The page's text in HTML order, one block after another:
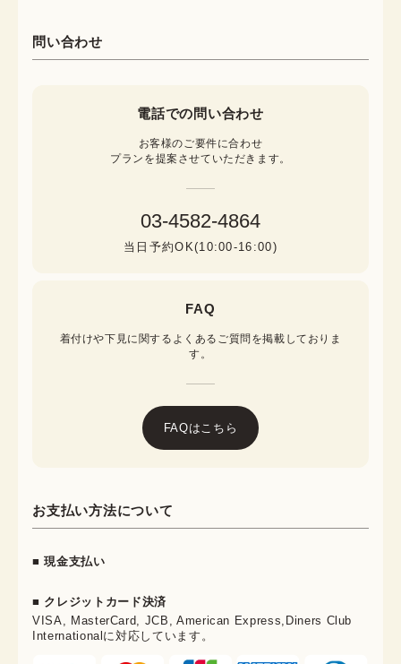
問い合わせ
電話での問い合わせ
お客様のご要件に合わせ
プランを提案させていただきます。
03-4582-4864
当日予約OK(10:00-16:00)
FAQ
着付けや下見に関するよくあるご質問を掲載しておりま
す。
FAQはこちら
お支払い方法について
■ 現金支払い
■ クレジットカード決済
VISA, MasterCard, JCB, American Express,Diners Club
Internationalに対応しています。